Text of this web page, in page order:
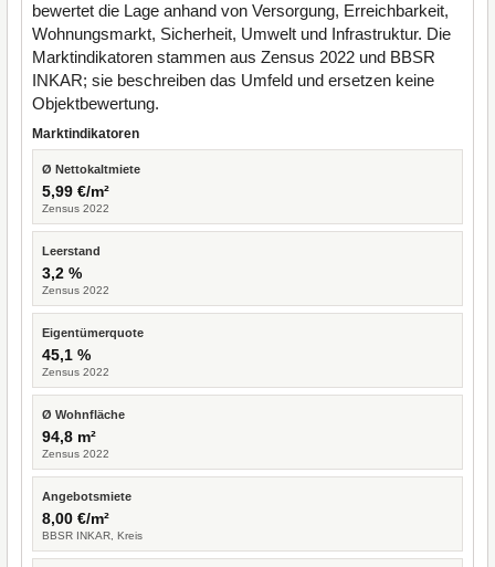
bewertet die Lage anhand von Versorgung, Erreichbarkeit,
Wohnungsmarkt, Sicherheit, Umwelt und Infrastruktur. Die
Marktindikatoren stammen aus Zensus 2022 und BBSR
INKAR; sie beschreiben das Umfeld und ersetzen keine
Objektbewertung.
Marktindikatoren
Ø Nettokaltmiete
5,99 €/m²
Zensus 2022
Leerstand
3,2 %
Zensus 2022
Eigentümerquote
45,1 %
Zensus 2022
Ø Wohnfläche
94,8 m²
Zensus 2022
Angebotsmiete
8,00 €/m²
BBSR INKAR, Kreis